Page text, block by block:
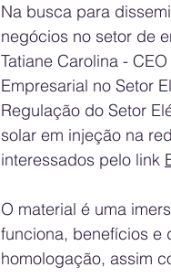
Na busca para
negócios no setor de
Tatiane Carolina -
Empresarial no Setor
Regulação do Setor
solar em injeção na
interessados pelo link
O material é uma
funciona, benefícios e
homologação, assim